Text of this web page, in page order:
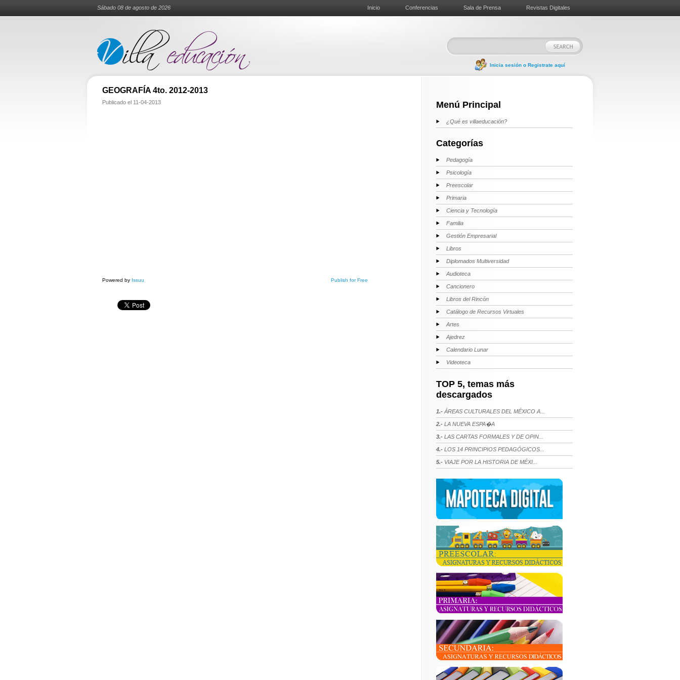
Sábado 08 de agosto de 2026 Inicio Conferencias Sala de Prensa Revistas Digitales
Inicia sesión o Registrate aquí
GEOGRAFÍA 4to. 2012-2013
Publicado el 11-04-2013
Powered by Issuu Publish for Free
Menú Principal
¿Qué es villaeducación?
Categorías
Pedagogía
Psicología
Preescolar
Primaria
Ciencia y Tecnología
Familia
Gestión Empresarial
Libros
Diplomados Multiversidad
Audioteca
Cancionero
Libros del Rincón
Catálogo de Recursos Virtuales
Artes
Ajedrez
Calendario Lunar
Videoteca
TOP 5, temas más
descargados
1.- ÁREAS CULTURALES DEL MÉXICO A...
2.- LA NUEVA ESPA�A
3.- LAS CARTAS FORMALES Y DE OPIN...
4.- LOS 14 PRINCIPIOS PEDAGÓGICOS...
5.- VIAJE POR LA HISTORIA DE MÉXI...